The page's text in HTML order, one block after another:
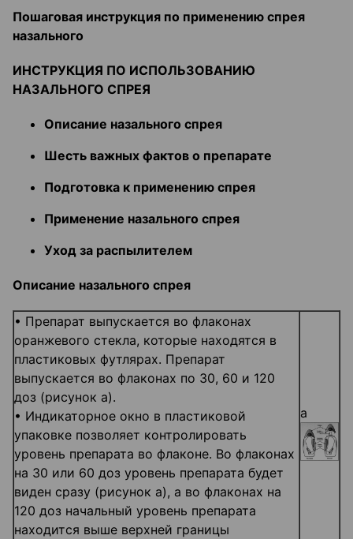
Пошаговая инструкция по применению спрея
назального
ИНСТРУКЦИЯ ПО ИСПОЛЬЗОВАНИЮ
НАЗАЛЬНОГО СПРЕЯ
Описание назального спрея
Шесть важных фактов о препарате
Подготовка к применению спрея
Применение назального спрея
Уход за распылителем
Описание назального спрея
• Препарат выпускается во флаконах
оранжевого стекла, которые находятся в
пластиковых футлярах. Препарат
выпускается во флаконах по 30, 60 и 120
доз (рисунок а).
• Индикаторное окно в пластиковой
упаковке позволяет контролировать
уровень препарата во флаконе. Во флаконах
на 30 или 60 доз уровень препарата будет
виден сразу (рисунок а), а во флаконах на
120 доз начальный уровень препарата
находится выше верхней границы
а